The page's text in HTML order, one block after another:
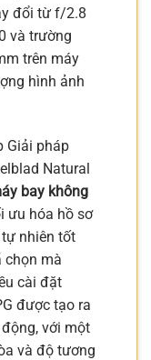
đổi từ f/2.8
và trường
trên máy
hình ảnh
Giải pháp
Natural
bay không
ưu hóa hồ sơ
nhiên tốt
chọn mà
cài đặt
được tạo ra
với một
và độ tương